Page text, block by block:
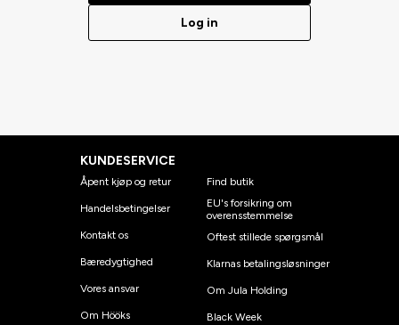
Log in
KUNDESERVICE
Åpent kjøp og retur
Handelsbetingelser
Kontakt os
Bæredygtighed
Vores ansvar
Om Hööks
Find butik
EU's forsikring om
overensstemmelse
Oftest stillede spørgsmål
Klarnas betalingsløsninger
Om Jula Holding
Black Week